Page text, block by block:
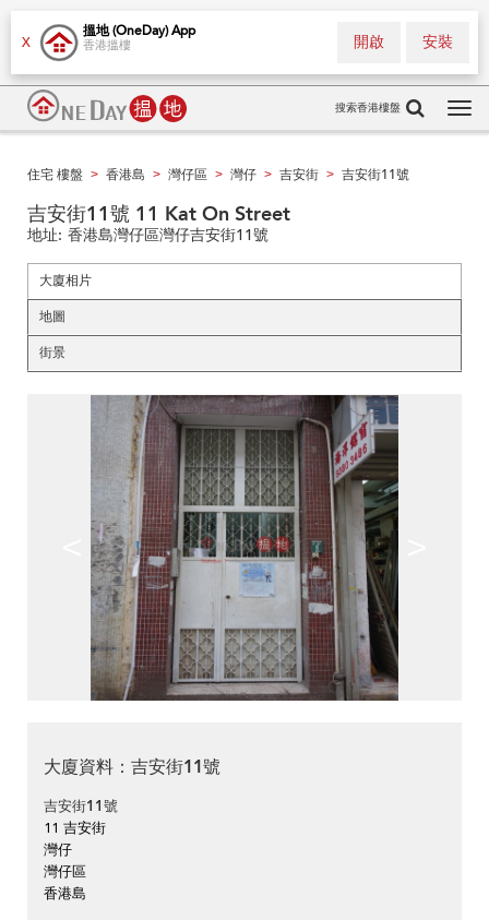
X
搵地 (OneDay) App
香港搵樓 安裝
開啟
搜索香港樓盤
住宅 樓盤 > 香港島 > 灣仔區 > 灣仔 > 吉安街 > 吉安街11號
吉安街11號 11 Kat On Street
地址: 香港島灣仔區灣仔吉安街11號
大廈相片
地圖
街景
大廈資料：吉安街11號
吉安街11號
11 吉安街
灣仔
灣仔區
香港島